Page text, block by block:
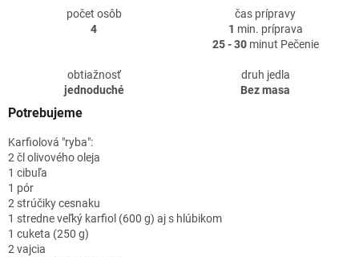
počet osôb
4
čas prípravy
1 min. príprava
25 - 30minut Pečenie
obtiažnosť
jednoduché
druh jedla
Bez masa
Potrebujeme
Karfiolová "ryba":
2 čl olivového oleja
1 cibuľa
1 pór
2 strúčiky cesnaku
1 stredne veľký karfiol (600 g) aj s hlúbikom
1 cuketa (250 g)
2 vajcia